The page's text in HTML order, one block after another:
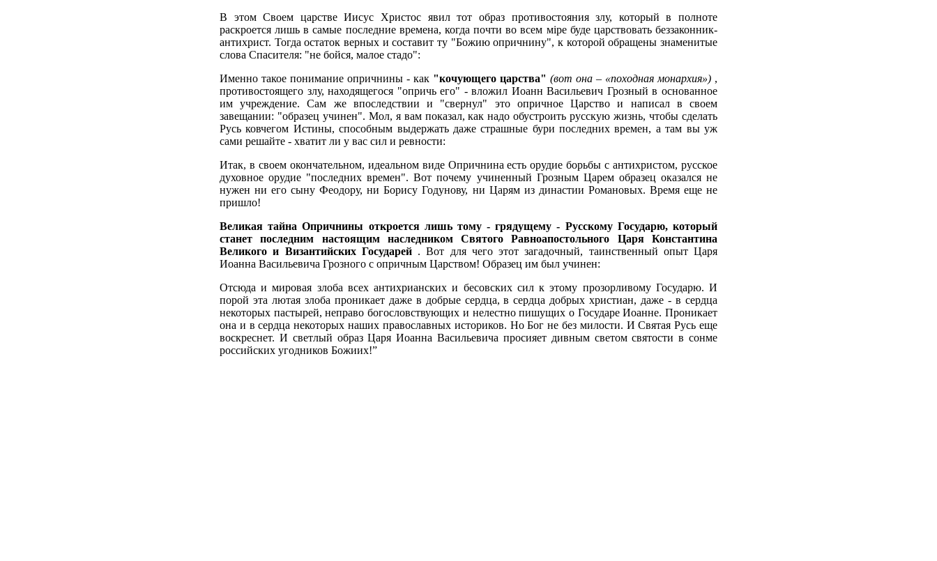
В этом Своем царстве Иисус Христос явил тот образ противостояния злу, который в полноте
раскроется лишь в самые последние времена, когда почти во всем мiре буде царствовать беззаконник-
антихрист. Тогда остаток верных и составит ту "Божию опричнину", к которой обращены знаменитые
слова Спасителя: "не бойся, малое стадо":
Именно такое понимание опричнины - как "кочующего царства" (вот она – «походная монархия») ,
противостоящего злу, находящегося "опричь его" - вложил Иоанн Васильевич Грозный в основанное
им учреждение. Сам же впоследствии и "свернул" это опричное Царство и написал в своем
завещании: "образец учинен". Мол, я вам показал, как надо обустроить русскую жизнь, чтобы сделать
Русь ковчегом Истины, способным выдержать даже страшные бури последних времен, а там вы уж
сами решайте - хватит ли у вас сил и ревности:
Итак, в своем окончательном, идеальном виде Опричнина есть орудие борьбы с антихристом, русское
духовное орудие "последних времен". Вот почему учиненный Грозным Царем образец оказался не
нужен ни его сыну Феодору, ни Борису Годунову, ни Царям из династии Романовых. Время еще не
пришло!
Великая тайна Опричнины откроется лишь тому - грядущему - Русскому Государю, который
станет последним настоящим наследником Святого Равноапостольного Царя Константина
Великого и Византийских Государей . Вот для чего этот загадочный, таинственный опыт Царя
Иоанна Васильевича Грозного с опричным Царством! Образец им был учинен:
Отсюда и мировая злоба всех антихрианских и бесовских сил к этому прозорливому Государю. И
порой эта лютая злоба проникает даже в добрые сердца, в сердца добрых христиан, даже - в сердца
некоторых пастырей, неправо богословствующих и нелестно пишущих о Государе Иоанне. Проникает
она и в сердца некоторых наших православных историков. Но Бог не без милости. И Святая Русь еще
воскреснет. И светлый образ Царя Иоанна Васильевича просияет дивным светом святости в сонме
российских угодников Божиих!”